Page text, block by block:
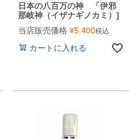
日本の八百万の神 「伊邪
那岐神（イザナギノカミ）]
当店販売価格 ¥5,400税込
カートに入れる